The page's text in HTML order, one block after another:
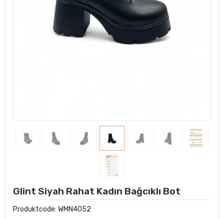
Glint Siyah Rahat Kadın Bağcıklı Bot
Produktcode: WMN4052